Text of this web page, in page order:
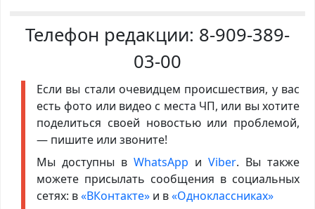
Телефон редакции: 8-909-389-
03-00
Если вы стали очевидцем происшествия, у вас
есть фото или видео с места ЧП, или вы хотите
поделиться своей новостью или проблемой,
— пишите или звоните!
Мы доступны в WhatsApp иViber. Вы также
можете присылать сообщения в социальных
сетях: в«ВКонтакте»и в«Одноклассниках»